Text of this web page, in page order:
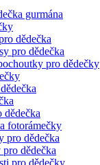
gurmána
dědečka
pro dědečka
pro dědečky
fotorámečky
pro dědečka
dědečka
pro dědečky